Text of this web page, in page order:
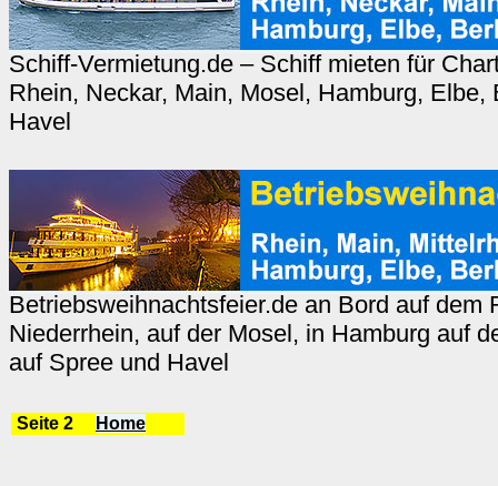
Schiff-Vermietung.de – Schiff mieten für
Rhein, Neckar, Main, Mosel, Hamburg, Elbe,
Havel
Betriebsweihnachtsfeier.de an Bord auf dem
Niederrhein, auf der Mosel, in Hamburg auf
auf Spree und Havel
Seite 2 Home